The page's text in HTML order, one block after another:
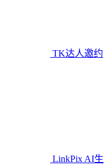
TK达人邀约
LinkPix AI生